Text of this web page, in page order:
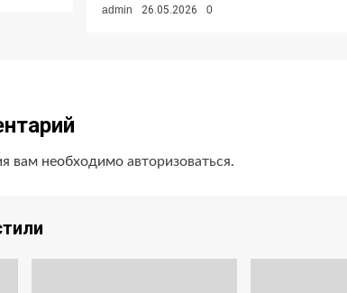
admin 26.05.2026 0
вам необходимо авторизоваться.